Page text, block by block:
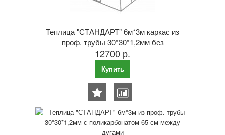
Теплица "СТАНДАРТ" 6м*3м каркас из
проф. трубы 30*30*1,2мм без
поликарбоната 1 м между дугами
12700 р.
Купить